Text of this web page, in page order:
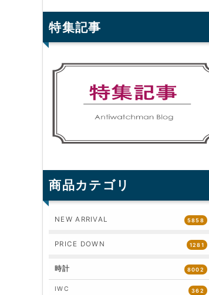
特集記事
商品カテゴリ
NEW ARRIVAL 5858
PRICE DOWN 1281
時計 8002
IWC 362